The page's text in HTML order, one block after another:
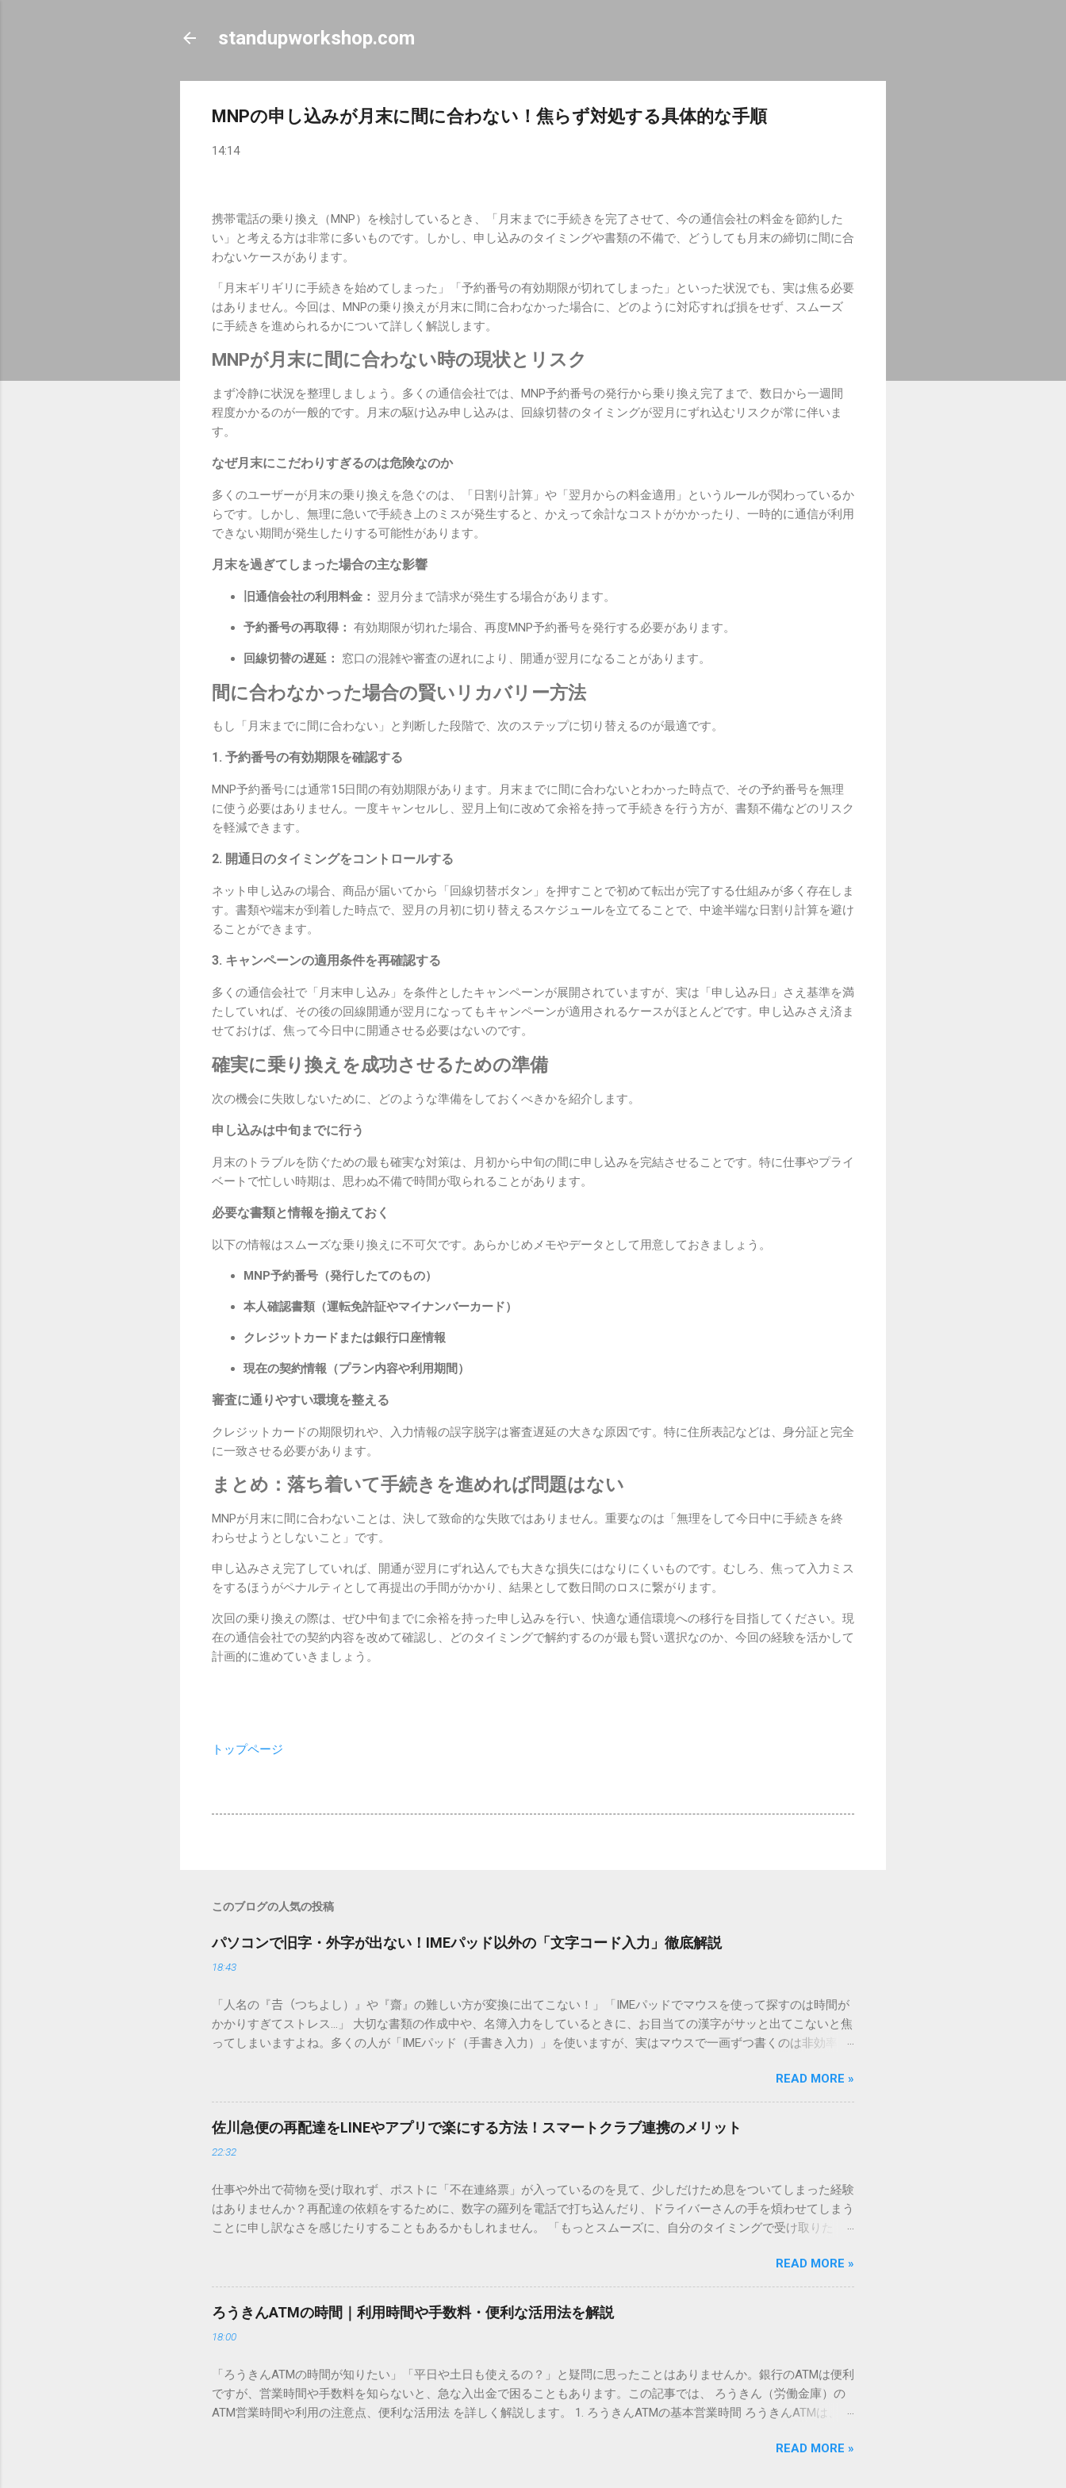
standupworkshop.com
MNPの申し込みが月末に間に合わない！焦らず対処する具体的な手順
14:14
携帯電話の乗り換え（MNP）を検討しているとき、「月末までに手続きを完了させて、今の通信会社の料金を節約した
い」と考える方は非常に多いものです。しかし、申し込みのタイミングや書類の不備で、どうしても月末の締切に間に合
わないケースがあります。
「月末ギリギリに手続きを始めてしまった」「予約番号の有効期限が切れてしまった」といった状況でも、実は焦る必要
はありません。今回は、MNPの乗り換えが月末に間に合わなかった場合に、どのように対応すれば損をせず、スムーズ
に手続きを進められるかについて詳しく解説します。
MNPが月末に間に合わない時の現状とリスク
まず冷静に状況を整理しましょう。多くの通信会社では、MNP予約番号の発行から乗り換え完了まで、数日から一週間
程度かかるのが一般的です。月末の駆け込み申し込みは、回線切替のタイミングが翌月にずれ込むリスクが常に伴いま
す。
なぜ月末にこだわりすぎるのは危険なのか
多くのユーザーが月末の乗り換えを急ぐのは、「日割り計算」や「翌月からの料金適用」というルールが関わっているか
らです。しかし、無理に急いで手続き上のミスが発生すると、かえって余計なコストがかかったり、一時的に通信が利用
できない期間が発生したりする可能性があります。
月末を過ぎてしまった場合の主な影響
旧通信会社の利用料金： 翌月分まで請求が発生する場合があります。
予約番号の再取得： 有効期限が切れた場合、再度MNP予約番号を発行する必要があります。
回線切替の遅延： 窓口の混雑や審査の遅れにより、開通が翌月になることがあります。
間に合わなかった場合の賢いリカバリー方法
もし「月末までに間に合わない」と判断した段階で、次のステップに切り替えるのが最適です。
1. 予約番号の有効期限を確認する
MNP予約番号には通常15日間の有効期限があります。月末までに間に合わないとわかった時点で、その予約番号を無理
に使う必要はありません。一度キャンセルし、翌月上旬に改めて余裕を持って手続きを行う方が、書類不備などのリスク
を軽減できます。
2. 開通日のタイミングをコントロールする
ネット申し込みの場合、商品が届いてから「回線切替ボタン」を押すことで初めて転出が完了する仕組みが多く存在しま
す。書類や端末が到着した時点で、翌月の月初に切り替えるスケジュールを立てることで、中途半端な日割り計算を避け
ることができます。
3. キャンペーンの適用条件を再確認する
多くの通信会社で「月末申し込み」を条件としたキャンペーンが展開されていますが、実は「申し込み日」さえ基準を満
たしていれば、その後の回線開通が翌月になってもキャンペーンが適用されるケースがほとんどです。申し込みさえ済ま
せておけば、焦って今日中に開通させる必要はないのです。
確実に乗り換えを成功させるための準備
次の機会に失敗しないために、どのような準備をしておくべきかを紹介します。
申し込みは中旬までに行う
月末のトラブルを防ぐための最も確実な対策は、月初から中旬の間に申し込みを完結させることです。特に仕事やプライ
ベートで忙しい時期は、思わぬ不備で時間が取られることがあります。
必要な書類と情報を揃えておく
以下の情報はスムーズな乗り換えに不可欠です。あらかじめメモやデータとして用意しておきましょう。
MNP予約番号（発行したてのもの）
本人確認書類（運転免許証やマイナンバーカード）
クレジットカードまたは銀行口座情報
現在の契約情報（プラン内容や利用期間）
審査に通りやすい環境を整える
クレジットカードの期限切れや、入力情報の誤字脱字は審査遅延の大きな原因です。特に住所表記などは、身分証と完全
に一致させる必要があります。
まとめ：落ち着いて手続きを進めれば問題はない
MNPが月末に間に合わないことは、決して致命的な失敗ではありません。重要なのは「無理をして今日中に手続きを終
わらせようとしないこと」です。
申し込みさえ完了していれば、開通が翌月にずれ込んでも大きな損失にはなりにくいものです。むしろ、焦って入力ミス
をするほうがペナルティとして再提出の手間がかかり、結果として数日間のロスに繋がります。
次回の乗り換えの際は、ぜひ中旬までに余裕を持った申し込みを行い、快適な通信環境への移行を目指してください。現
在の通信会社での契約内容を改めて確認し、どのタイミングで解約するのが最も賢い選択なのか、今回の経験を活かして
計画的に進めていきましょう。
トップページ
このブログの人気の投稿
パソコンで旧字・外字が出ない！IMEパッド以外の「文字コード入力」徹底解説
18:43
「人名の『𠮷（つちよし）』や『齋』の難しい方が変換に出てこない！」「IMEパッドでマウスを使って探すのは時間が
かかりすぎてストレス…」 大切な書類の作成中や、名簿入力をしているときに、お目当ての漢字がサッと出てこないと焦
ってしまいますよね。多くの人が「IMEパッド（手書き入力）」を使いますが、実はマウスで一画ずつ書くのは非効率で
ードを打ち込むだけで一瞬で旧字や外字、特殊記号を呼び出す「文字コード入力」のテクニックを詳しく解説します。
この方法をマスターすれば、もう難しい漢字の入力で手を止める必要はありません。 1. なぜ「変換」しても旧字・外字
が出てこないのか？ そもそも、なぜ普通の変換で出てこない漢字があるのでしょうか。その理由は、パソコンが文字を
認識する仕組みにあります。 日本のパソコンで一般的に使われる漢字は、JIS規格（日本産業規格）によって「第1水
準」「第2水準」といった形で整理されています。しかし、人名や地名に使われる非常に古い漢字（旧字）や、特定の組
「Unicode（ユニコード）」や「JISコード」といった 文字コード です。パソコン上のすべての文字には、いわば「住
所」のような番号が割り振られています。変換候補に出ない文字でも、この住所（コード）を直接指定すれば、確実に呼
び出すことができるのです。 2. Windows標準機能！文字コードで漢字を出す「16進数入力」 最も汎用性が高く、特別な
できます。 具体的な手順（Unicode入力） 入力したい文字の「Unicode（例：20BB7）」を把握する。 入力モードを「半
角」にする（※重要）。 **「20BB7」**と入力する。 直後にキーボードの**[Alt]キーを押しながら[X]キー**を押す。 入
力した数字が、一瞬で対応する漢字（例：𠮷）に変換されます。 注記： この方法は、特にMicrosoft Wordで非常に強力
READ MORE »
佐川急便の再配達をLINEやアプリで楽にする方法！スマートクラブ連携のメリット
22:32
仕事や外出で荷物を受け取れず、ポストに「不在連絡票」が入っているのを見て、少しだけため息をついてしまった経験
はありませんか？再配達の依頼をするために、数字の羅列を電話で打ち込んだり、ドライバーさんの手を煩わせてしまう
ことに申し訳なさを感じたりすることもあるかもしれません。 「もっとスムーズに、自分のタイミングで受け取りた
ビス「スマートクラブ」と、LINEや公式アプリの連携です。これらを活用するだけで、再配達のストレスは驚くほど軽く
なります。この記事では、忙しい毎日をサポートする便利な受け取り術と、連携による具体的なメリットを徹底解説しま
す。 佐川急便の再配達が劇的に変わる「スマートクラブ」とは？ まず押さえておきたいのが、佐川急便の個人向け無料
会員サービス「スマートクラブ」です。これは、荷物の配送状況をリアルタイムで管理するための基盤となるサービスで
す。 以前はウェブサイトを開いてログインする手間がありましたが、現在はLINEやアプリと紐付けることで、その利便
じめ配達時間を変更するといった先回りの対応が可能になります。 LINE連携で「不在連絡票」とおさらばできる理由 日
本国内で最も利用されているコミュニケーションアプリ「LINE」を佐川急便と連携させると、荷物の受け取り体験が一変
します。 1. トーク画面からワンタップで依頼 不在連絡票に記載されたQRコードを読み取る手間すら、過去のものになり
接届きます。そのまま画面上のボタンをタップするだけで、希望の日時や場所を指定して再配達を依頼できます。 2. 24
READ MORE »
ろうきんATMの時間｜利用時間や手数料・便利な活用法を解説
18:00
「ろうきんATMの時間が知りたい」「平日や土日も使えるの？」と疑問に思ったことはありませんか。銀行のATMは便利
ですが、営業時間や手数料を知らないと、急な入出金で困ることもあります。この記事では、 ろうきん（労働金庫）の
ATM営業時間や利用の注意点、便利な活用法 を詳しく解説します。 1. ろうきんATMの基本営業時間 ろうきんATMは、利
日：休止（※一部店舗では土曜日のみ利用可能） 店舗内ATMは、銀行窓口と同じ営業時間で利用でき、 窓口での対応も
READ MORE »